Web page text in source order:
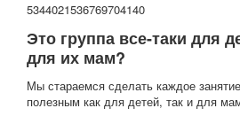
5344021536769704140
Это группа все-таки для
для их мам?
Мы стараемся сделать каждое
полезным как для детей, так и для